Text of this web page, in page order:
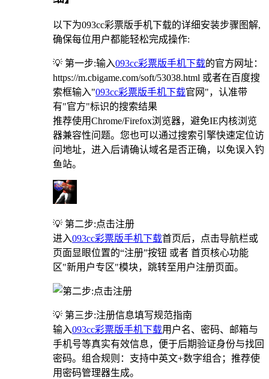
以下为093cc彩票版手机下载的详细安装步骤图解,
确保每位用户都能轻松完成操作:
💡 第一步:输入093cc彩票版手机下载的官方网址：
https://m.cbigame.com/soft/53038.html 或者在百度搜
索框输入"093cc彩票版手机下载官网"，认准带
有"官方"标识的搜索结果
推荐使用Chrome/Firefox浏览器，避免IE内核浏览
器兼容性问题。您也可以通过搜索引擎快速定位访
问地址，进入后请确认域名是否正确，以免误入钓
鱼站。
💡 第二步:点击注册
进入093cc彩票版手机下载首页后，点击导航栏或
页面显眼位置的“注册”按钮 或者 首页核心功能
区"新用户专区"模块，跳转至用户注册页面。
💡 第三步:注册信息填写规范指南
输入093cc彩票版手机下载用户名、密码、邮箱与
手机号等真实有效信息，便于后期验证身份与找回
密码。组合规则：支持中英文+数字组合；推荐使
用密码管理器生成。